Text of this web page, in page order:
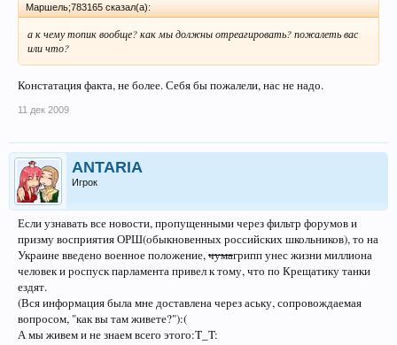
Маршель;783165 сказал(а):
а к чему топик вообще? как мы должны отреагировать? пожалеть вас
или что?
Констатация факта, не более. Себя бы пожалели, нас не надо.
11 дек 2009
ANTARIA
Игрок
Если узнавать все новости, пропущенными через фильтр форумов и
призму восприятия ОРШ(обыкновенных российских школьников), то на
Украине введено военное положение,чумагрипп унес жизни миллиона
человек и роспуск парламента привел к тому, что по Крещатику танки
ездят.
(Вся информация была мне доставлена через аську, сопровождаемая
вопросом, "как вы там живете?"):(
А мы живем и не знаем всего этого:T_T: